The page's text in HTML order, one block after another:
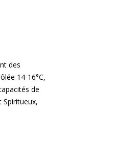
des
14-16°C,
de